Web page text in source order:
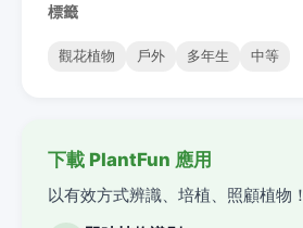
標籤
觀花植物 戶外 多年生 中等
下載 PlantFun 應用
以有效方式辨識、培植、照顧植物！